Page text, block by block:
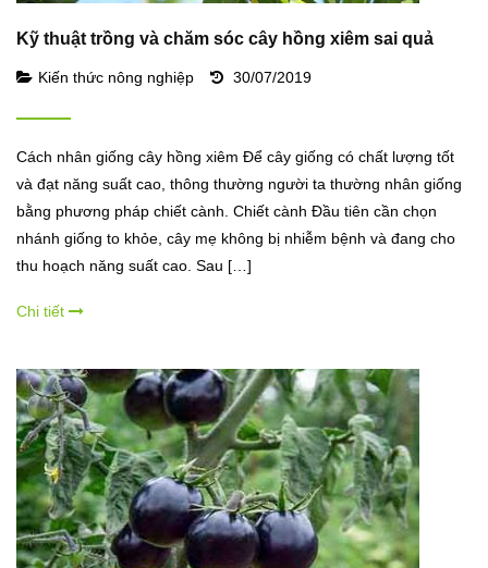
Kỹ thuật trồng và chăm sóc cây hồng xiêm sai quả
Kiến thức nông nghiệp 30/07/2019
Cách nhân giống cây hồng xiêm Để cây giống có chất lượng tốt
và đạt năng suất cao, thông thường người ta thường nhân giống
bằng phương pháp chiết cành. Chiết cành Đầu tiên cần chọn
nhánh giống to khỏe, cây mẹ không bị nhiễm bệnh và đang cho
thu hoạch năng suất cao. Sau […]
Chi tiết